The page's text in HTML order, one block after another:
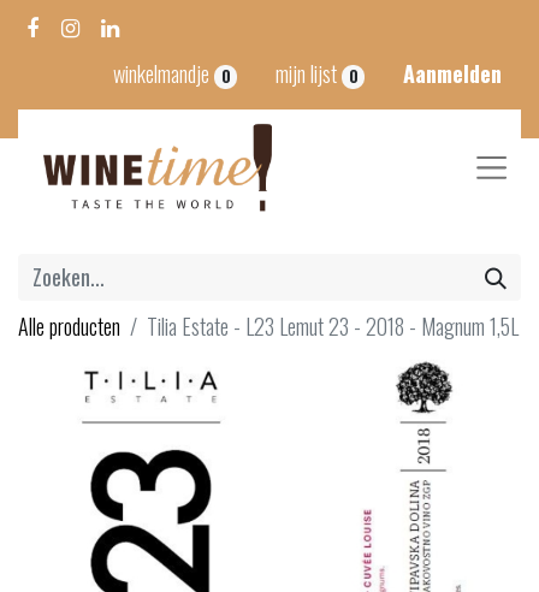
winkelmandje 0 mijn lijst 0 Aanmelden
Alle producten Tilia Estate - L23 Lemut 23 - 2018 - Magnum 1,5L